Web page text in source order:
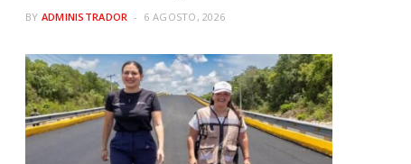
BY ADMINISTRADOR 6 AGOSTO, 2026